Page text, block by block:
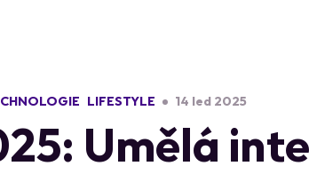
LIFESTYLE 14 led 2025
Umělá